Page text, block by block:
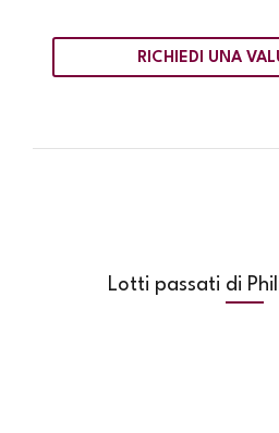
RICHIEDI UNA
Lotti passati di